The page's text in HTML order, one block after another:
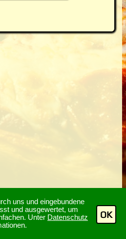
uns und eingebundene
und ausgewertet, um
Unter Datenschutz
OK